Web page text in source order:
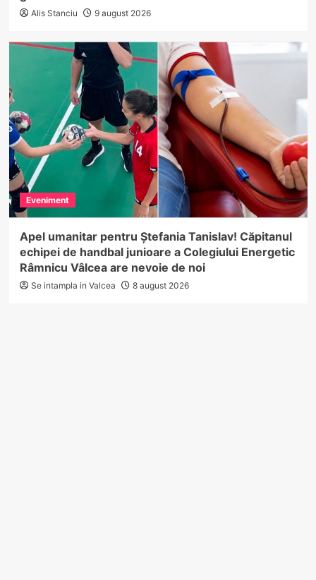
Alis Stanciu 9 august 2026
Eveniment
Apel umanitar pentru Ștefania Tanislav! Căpitanul
echipei de handbal junioare a Colegiului Energetic
Râmnicu Vâlcea are nevoie de noi
Se intampla in Valcea 8 august 2026